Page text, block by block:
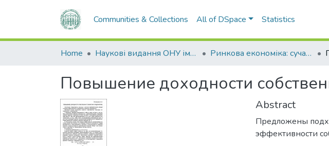
Communities & Collections All of DSpace Statistics
Home Наукові видання ОНУ імені І. І. Мечникова Ринкова економіка: сучасна теорія і практика управління
Повышение доходности
Abstract
Предложены
эффективности